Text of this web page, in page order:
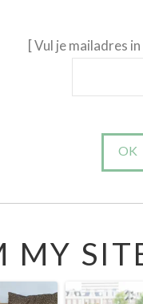
[ Vul je mailadres
MY